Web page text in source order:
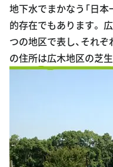
地下水でまかなう「日本
的存在でもあります。
つの地区で表し、それ
の住所は広木地区の芝生